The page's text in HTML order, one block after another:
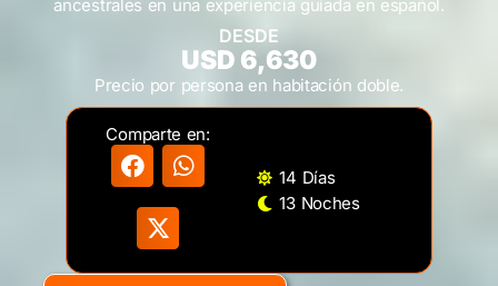
ancestrales en una experiencia guiada en español.
DESDE
USD 6,630
Precio por persona en habitación doble.
Comparte en:
14 Días
13 Noches